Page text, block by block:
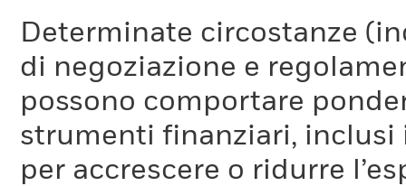
Determinate circostanze
di negoziazione e
possono comportare
strumenti finanziari, inclusi
per accrescere o ridurre